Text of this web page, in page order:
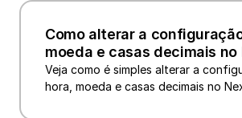
Como alterar a
moeda e casas decimais no
Veja como é simples alterar a
hora, moeda e casas decimais no